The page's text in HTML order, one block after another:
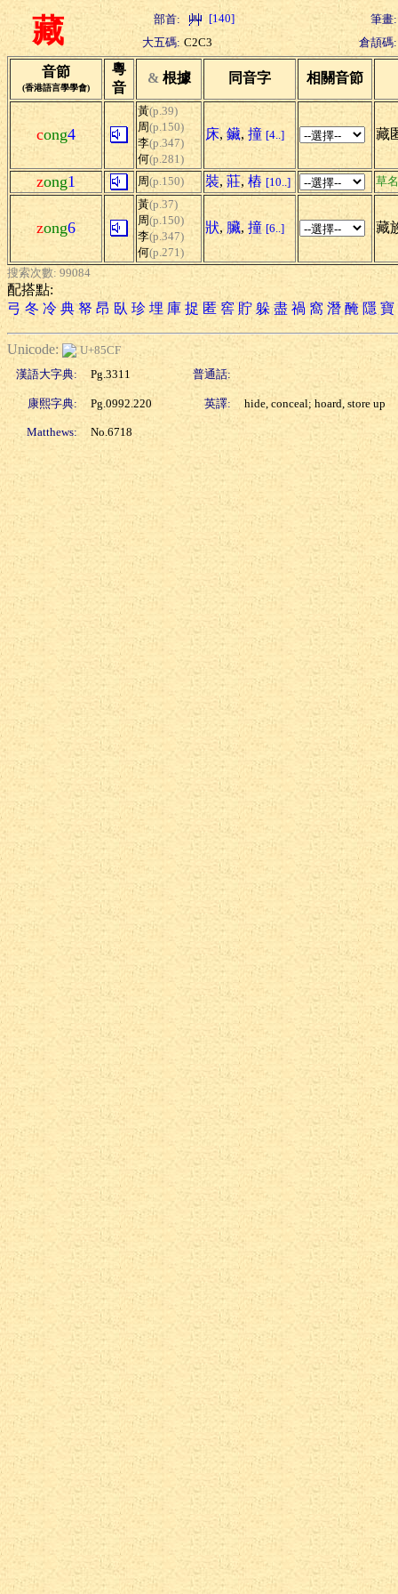
藏 部首: [140]
筆畫:
大五碼: C2C3 倉頡碼:
音節
(香港語言學學會)
粵
音
& 根據 同音字 相關音節
cong4
黃(p.39)
周(p.150)
李(p.347)
何(p.281)
床, 鑶, 撞 [4..] 藏
zong1 周(p.150) 裝, 莊, 樁 [10..] 草名
zong6
黃(p.37)
周(p.150)
李(p.347)
何(p.271)
狀, 臟, 撞 [6..] 藏
搜索次數: 99084
配搭點:
弓 冬 冷 典 帑 昂 臥 珍 埋 庫 捉 匿 窖 貯 躲 盡 禍 窩 潛 醃 隱 寶
Unicode:
U+85CF
漢語大字典:
Pg.3311 普通話:
康熙字典: Pg.0992.220 英譯: hide, conceal; hoard, store up
Matthews: No.6718